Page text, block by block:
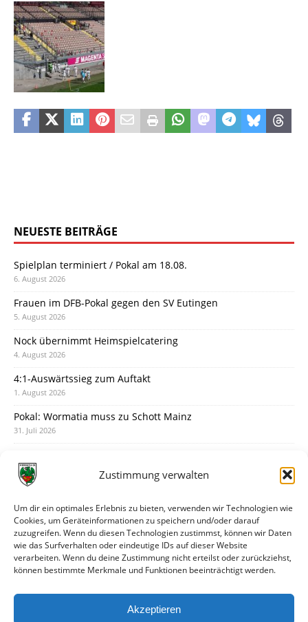
Zustimmung verwalten
Um dir ein optimales Erlebnis zu bieten, verwenden wir Technologien wie
Cookies, um Geräteinformationen zu speichern und/oder darauf
zuzugreifen. Wenn du diesen Technologien zustimmst, können wir Daten
wie das Surfverhalten oder eindeutige IDs auf dieser Website
verarbeiten. Wenn du deine Zustimmung nicht erteilst oder zurückziehst,
können bestimmte Merkmale und Funktionen beeinträchtigt werden.
Akzeptieren
NEUESTE BEITRÄGE
Spielplan terminiert / Pokal am 18.08.
6. August 2026
Frauen im DFB-Pokal gegen den SV Eutingen
5. August 2026
Nock übernimmt Heimspielcatering
4. August 2026
4:1-Auswärtssieg zum Auftakt
1. August 2026
Pokal: Wormatia muss zu Schott Mainz
31. Juli 2026
30. Juli 2026
28. Juli 2026
Neuer Rückensponsor
28. Juli 2026
Neue Podcast-Folge: So tickt Björn!
Eindrücke vom Stadionfest
27. Juli 2026